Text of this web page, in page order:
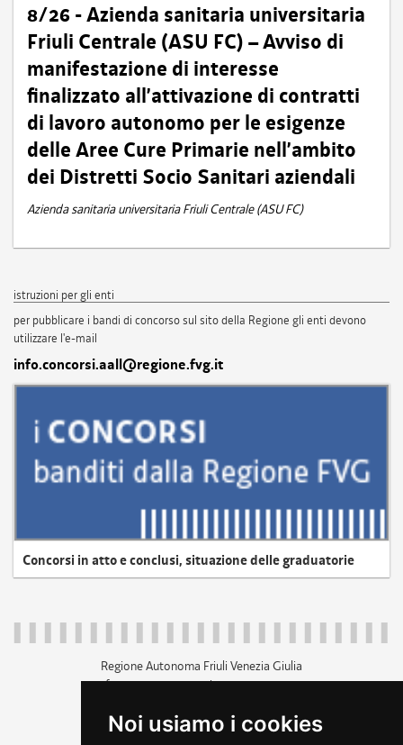
Noi usiamo i cookies
8/26 - Azienda sanitaria universitaria
Friuli Centrale (ASU FC) – Avviso di
manifestazione di interesse
finalizzato all’attivazione di contratti
di lavoro autonomo per le esigenze
delle Aree Cure Primarie nell’ambito
dei Distretti Socio Sanitari aziendali
Azienda sanitaria universitaria Friuli Centrale (ASU FC)
istruzioni per gli enti
per pubblicare i bandi di concorso sul sito della Regione gli enti devono
utilizzare l'e-mail
info.concorsi.aall@regione.fvg.it
Concorsi in atto e conclusi, situazione delle graduatorie
Regione Autonoma Friuli Venezia Giulia
c.f. 80014930327; p.iva 00526040324
+39 040 3771111